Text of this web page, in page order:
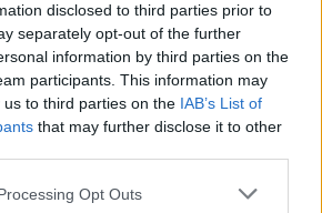
disclosed to third parties prior to
separately opt-out of the further
information by third parties on the
participants. This information may
to third parties on the IAB’s List of
that may further disclose it to other
Opt Outs
οι Παντελάκης και
πρόβλημα με Τσελίκοβιτς
έμεινε εκτός με
αναμένεται να είναι
ο άτυχος Πάλμα
εκ νέου στην προπόνηση της
συνεχίζει θεραπεία.